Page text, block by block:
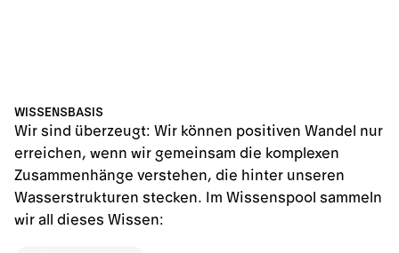
WISSENSBASIS
Wir sind überzeugt: Wir können positiven Wandel nur
erreichen, wenn wir gemeinsam die komplexen
Zusammenhänge verstehen, die hinter unseren
Wasserstrukturen stecken. Im Wissenspool sammeln
wir all dieses Wissen: